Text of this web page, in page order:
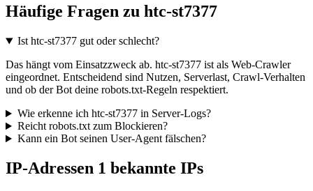
Häufige Fragen zu htc-st7377
Ist htc-st7377 gut oder schlecht?
Das hängt vom Einsatzzweck ab. htc-st7377 ist als Web-Crawler
eingeordnet. Entscheidend sind Nutzen, Serverlast, Crawl-Verhalten
und ob der Bot deine robots.txt-Regeln respektiert.
Wie erkenne ich htc-st7377 in Server-Logs?
Reicht robots.txt zum Blockieren?
Kann ein Bot seinen User-Agent fälschen?
IP-Adressen 1 bekannte IPs